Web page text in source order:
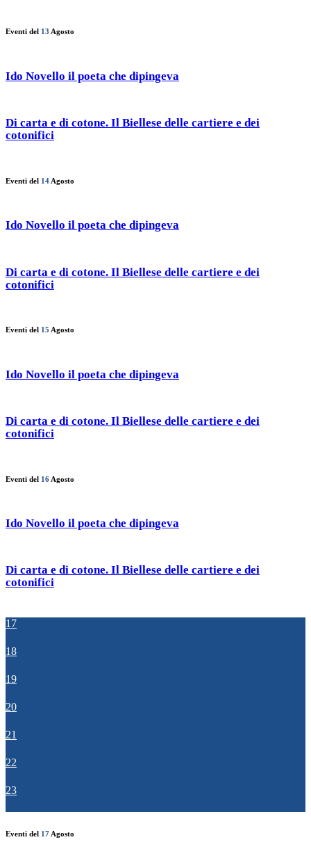
Eventi del 13 Agosto
Ido Novello il poeta che dipingeva
Di carta e di cotone. Il Biellese delle cartiere e dei
cotonifici
Eventi del 14 Agosto
Ido Novello il poeta che dipingeva
Di carta e di cotone. Il Biellese delle cartiere e dei
cotonifici
Eventi del 15 Agosto
Ido Novello il poeta che dipingeva
Di carta e di cotone. Il Biellese delle cartiere e dei
cotonifici
Eventi del 16 Agosto
Ido Novello il poeta che dipingeva
Di carta e di cotone. Il Biellese delle cartiere e dei
cotonifici
17
18
19
20
21
22
23
Eventi del 17 Agosto